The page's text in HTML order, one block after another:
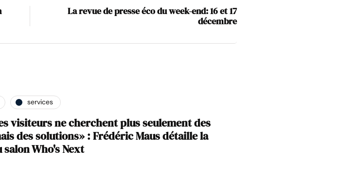
La revue de presse éco du week-end: 16 et 17
décembre
services
visiteurs ne cherchent plus seulement des
des solutions» : Frédéric Maus détaille la
Who's Next